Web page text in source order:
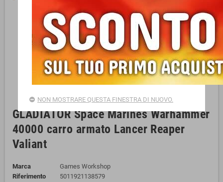
GLADIATOR Space Marines Warhammer
40000 carro armato Lancer Reaper
Valiant
Marca
Games Workshop
Riferimento
5011921138579
NON MOSTRARE QUESTA FINESTRA DI NUOVO.